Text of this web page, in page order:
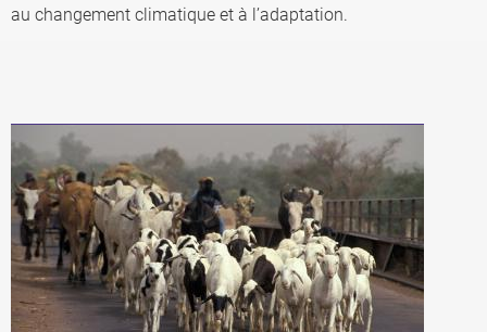
au changement climatique et à l’adaptation.